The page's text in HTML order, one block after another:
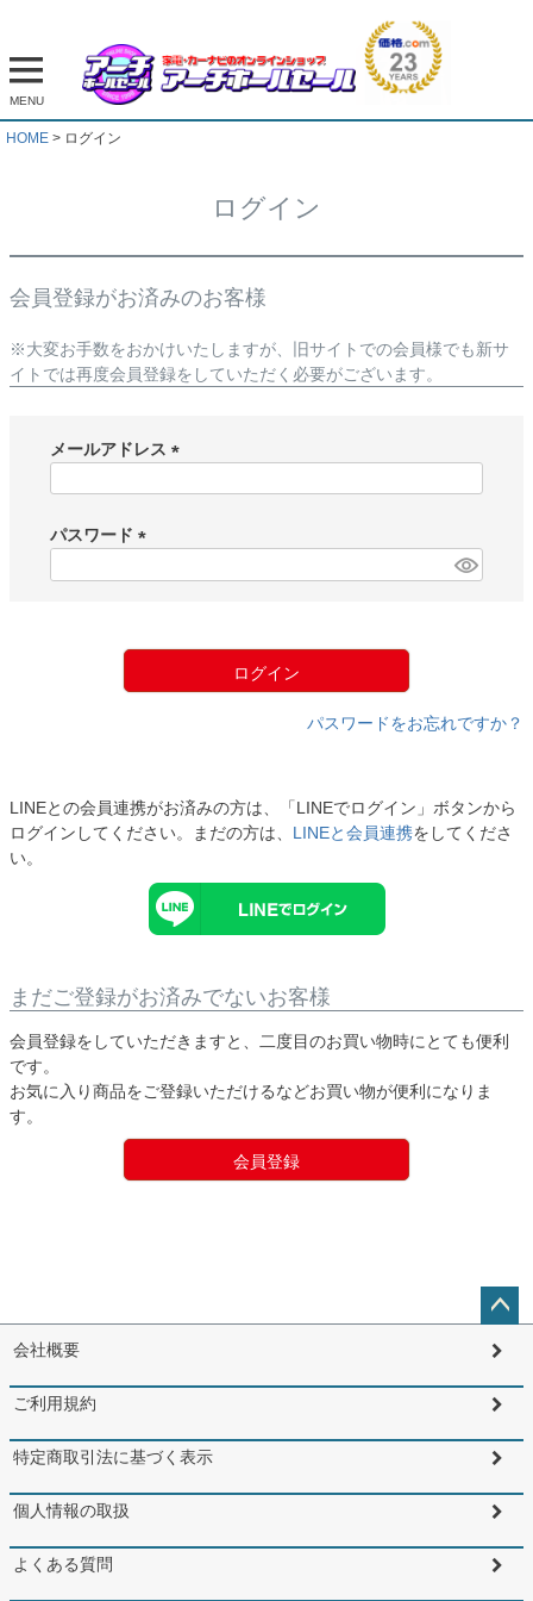
MENU
HOME ログイン
ログイン
会員登録がお済みのお客様
※大変お手数をおかけいたしますが、旧サイトでの会員様でも新サ
イトでは再度会員登録をしていただく必要がございます。
メールアドレス
)
パスワード
ログイン
パスワードをお忘れですか？
LINEとの会員連携がお済みの方は、「LINEでログイン」ボタンから
ログインしてください。まだの方は、 LINEと会員連携をしてくださ
い。
まだご登録がお済みでないお客様
会員登録をしていただきますと、二度目のお買い物時にとても便利
です。
お気に入り商品をご登録いただけるなどお買い物が便利になりま
す。
会員登録
ジト
ップ
へ
会社概要
ご利用規約
特定商取引法に基づく表示
個人情報の取扱
よくある質問